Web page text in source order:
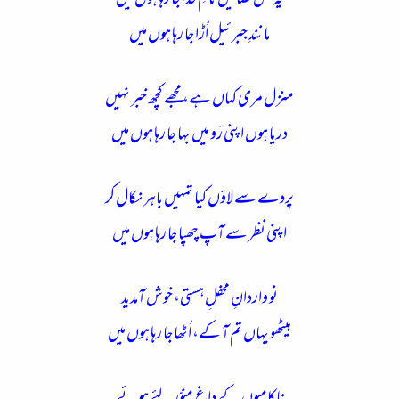
مانندِ جبرئیل اُڑا جا رہا ہوں میں
منزل مری کہاں ہے، مجھے کچھ خبر نہیں
دریا ہوں اپنی رَو میں بہا جا رہا ہوں میں
پردے سے لاؤں کیا تمہیں باہر نکال کر
اپنی نظر سے آپ چھپا جا رہا ہوں میں
نو واردانِ محفلِ ہستی، خوش آمدید
بیٹھو یہاں تم آ کے، اُٹھا جا رہا ہوں میں